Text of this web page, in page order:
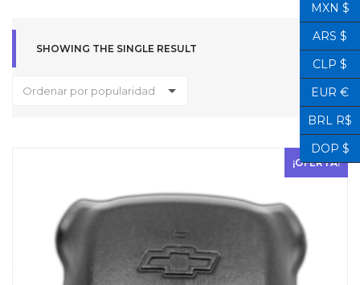
SHOWING THE SINGLE RESULT
Ordenar por popularidad
¡OFERTA!
MXN $
ARS $
CLP $
EUR €
BRL R$
DOP $